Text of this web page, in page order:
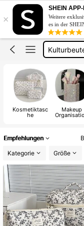
×
SHEIN
Weitere
es in der
Kosmetiktasc
he
Makeup
Empfehlungen
Kategorie
Größe